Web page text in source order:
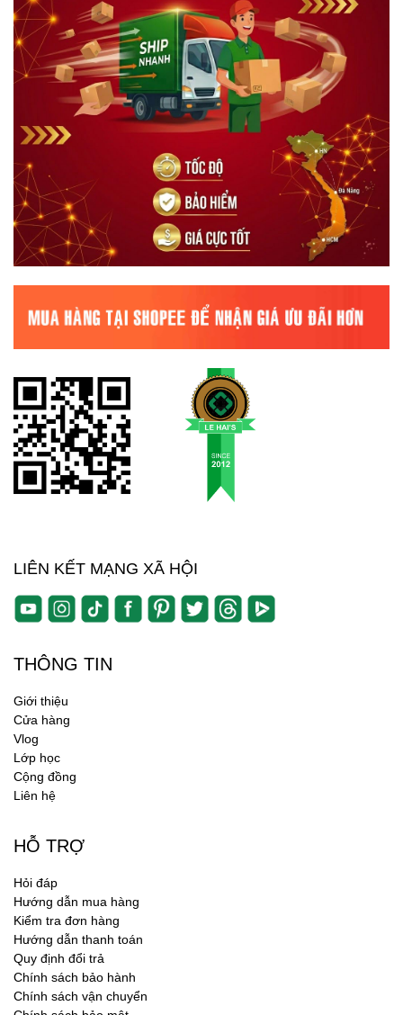
LIÊN KẾT MẠNG XÃ HỘI
THÔNG TIN
Giới thiệu
Cửa hàng
Vlog
Lớp học
Cộng đồng
Liên hệ
HỖ TRỢ
Hỏi đáp
Hướng dẫn mua hàng
Kiểm tra đơn hàng
Hướng dẫn thanh toán
Quy định đổi trả
Chính sách bảo hành
Chính sách vận chuyển